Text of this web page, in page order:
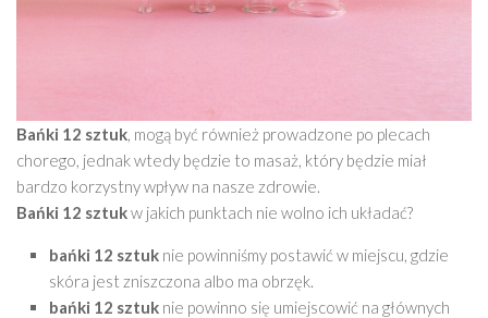
Bańki 12 sztuk, mogą być również prowadzone po plecach
chorego, jednak wtedy będzie to masaż, który będzie miał
bardzo korzystny wpływ na nasze zdrowie.
Bańki 12 sztukw jakich punktach nie wolno ich układać?
bańki 12 sztuk nie powinniśmy postawić w miejscu, gdzie
skóra jest zniszczona albo ma obrzęk.
bańki 12 sztuk nie powinno się umiejscowić na głównych